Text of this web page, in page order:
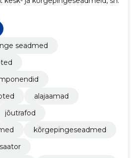
seadmed
alajaamad
jõutrafod
kõrgepingeseadmed